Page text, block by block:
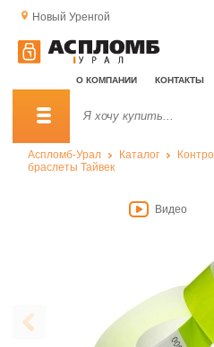
Новый Уренгой
О КОМПАНИИ КОНТАКТЫ
Аспломб-Урал Каталог
браслеты Тайвек
Видео